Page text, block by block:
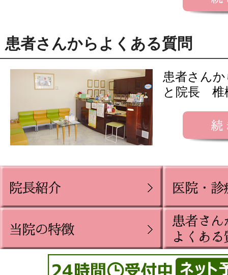
患者さんからよくある質問
患者さん
と院長 椎